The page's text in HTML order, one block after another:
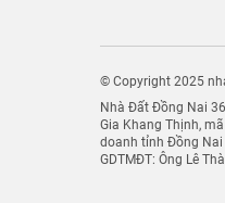
© Copyright 2025
Nhà Đất Đồng Nai
Gia Khang Thịnh,
doanh tỉnh Đồng
GDTMĐT: Ông Lê